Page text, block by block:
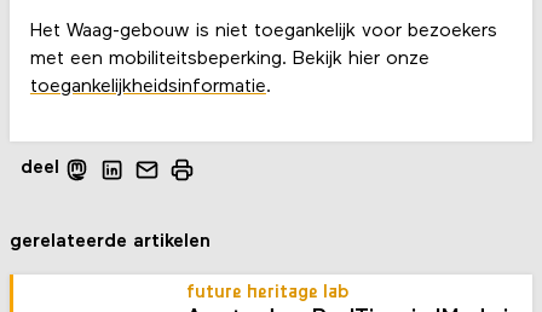
Het Waag-gebouw is niet toegankelijk voor bezoekers
met een mobiliteitsbeperking. Bekijk hier onze
toegankelijkheidsinformatie.
deel
gerelateerde artikelen
future heritage lab